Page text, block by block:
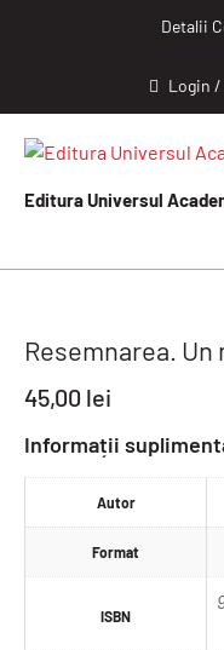
Detalii
Login
Editura Universul
Resemnarea.
45,00 lei
Informații
Autor
Format
ISBN